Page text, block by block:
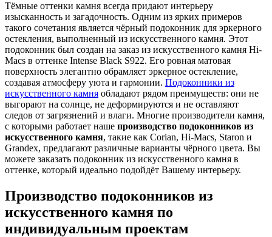
Тёмные оттенки камня всегда придают интерьеру
изысканность и загадочность. Одним из ярких примеров
такого сочетания является чёрный подоконник для эркерного
остекления, выполненный из искусственного камня. Этот
подоконник был создан на заказ из искусственного камня Hi-
Macs в оттенке Intense Black S922. Его ровная матовая
поверхность элегантно обрамляет эркерное остекление,
создавая атмосферу уюта и гармонии. Подоконники из
искусственного камня обладают рядом преимуществ: они не
выгорают на солнце, не деформируются и не оставляют
следов от загрязнений и влаги. Многие производители камня,
с которыми работает наше производство подоконников из
искусственного камня, такие как Corian, Hi-Macs, Staron и
Grandex, предлагают различные варианты чёрного цвета. Вы
можете заказать подоконник из искусственного камня в
оттенке, который идеально подойдёт Вашему интерьеру.
Производство подоконников из
искусственного камня по
индивидуальным проектам